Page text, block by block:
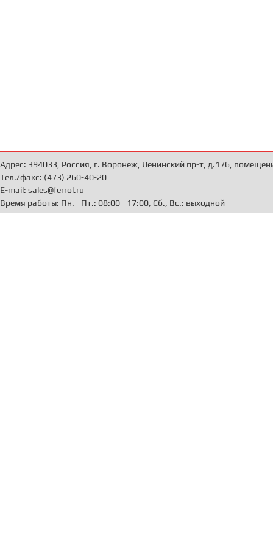
Адрес: 394033, Россия, г. Воронеж, Ленинский пр-т, д.176,
Тел./факс: (473) 260-40-20
E-mail: sales@ferrol.ru
Время работы: Пн. - Пт.: 08:00 - 17:00, Сб., Вс.: выходной